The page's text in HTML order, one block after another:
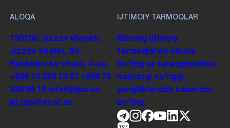
ALOQA
130100. Jizzax viloyati,
Jizzax shahri, Sh.
Rashidov koʻchasi, 4-uy.
+998 72 226 13 57 +998 72
226 68 10
info@jdpu.uz
jiz.jdpi@exat.uz
IJTIMOIY TARMOQLAR
Bizning ijtimoiy
tarmoqlarda obuna
boʻling va taraqqiyotimiz
haqidagi soʻnggi
yangiliklardan xabardor
boʻling.